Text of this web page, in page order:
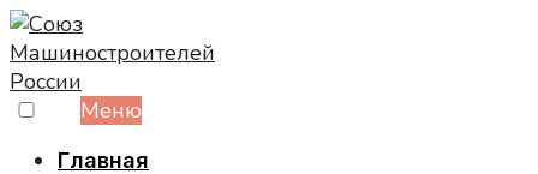
Skip
to
content
Меню
Главная